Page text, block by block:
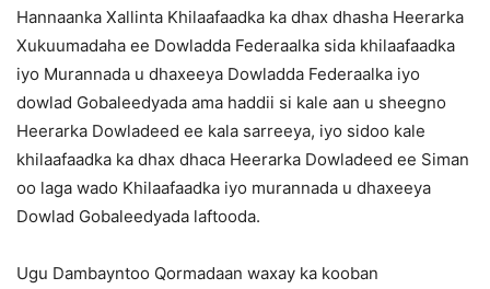
Hannaanka Xallinta Khilaafaadka ka dhax dhasha Heerarka
Xukuumadaha ee Dowladda Federaalka sida khilaafaadka
iyo Murannada u dhaxeeya Dowladda Federaalka iyo
dowlad Gobaleedyada ama haddii si kale aan u sheegno
Heerarka Dowladeed ee kala sarreeya, iyo sidoo kale
khilaafaadka ka dhax dhaca Heerarka Dowladeed ee Siman
oo laga wado Khilaafaadka iyo murannada u dhaxeeya
Dowlad Gobaleedyada laftooda.
Ugu Dambayntoo Qormadaan waxay ka kooban